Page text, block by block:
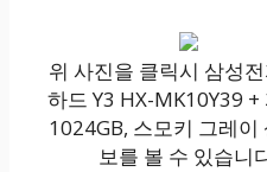
위 사진을 클릭시 삼성
하드 Y3 HX-MK10Y39 +
1024GB, 스모키 그레이
보를 볼 수 있습니